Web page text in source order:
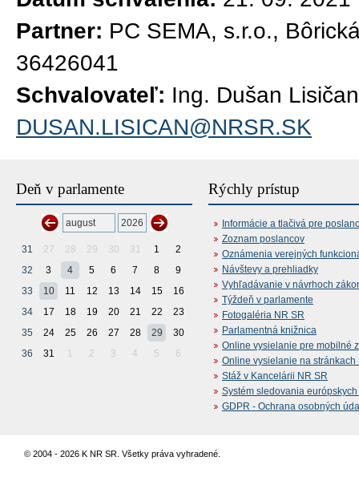
Partner: PC SEMA, s.r.o.,
36426041
Schvalovateľ: Ing. Dušan
DUSAN.LISICAN@NRSR.SK
Deň v parlamente
31 27 28 29 30 31 1
2
32
3 4 5 6 7 8
9
33
10 11 12 13 14 15
16
34
17 18 19 20 21 22
23
35
24 25 26 27 28 29
30
36
31 1 2 3 4 5 6
Rýchly prístup
Informácie a tlačivá pre
Zoznam poslancov
Oznámenia verejných
Návštevy a prehliadky
Vyhľadávanie v návrhoch
Týždeň v parlamente
Fotogaléria NR SR
Parlamentná knižnica
Online vysielanie pre mobilné
Online vysielanie na stránkach
Stáž v Kancelárii NR SR
Systém sledovania
GDPR - Ochrana osobných
© 2004 - 2026 K NR SR. Všetky práva vyhradené.